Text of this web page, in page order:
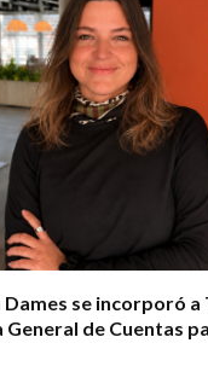
se incorporó
de Cuentas